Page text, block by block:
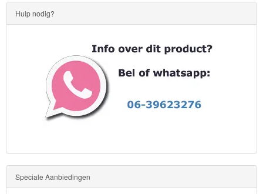
Hulp nodig?
Speciale Aanbiedingen